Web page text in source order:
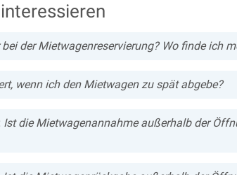
der Mietwagenreservierung? Wo finde ich
wenn ich den Mietwagen zu spät abgebe?
Ist die Mietwagenannahme außerhalb der